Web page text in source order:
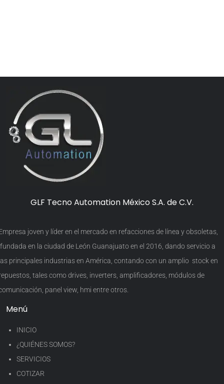
GLF Tecno Automation México S.A. de C.V.
joven y líder en el mercado en refacciones de línea y obsoletas,
en la ciudad de León Guanajuato en el 2016, dando servicio a
principales industrias en América, contando con un amplio stock en
tales como drives, inverters, amplificadores, módulos de
panel view, hmi entre otros.
Menú
INICIO
¿QUIÉNES SOMOS?
SERVICIOS
COTIZAR